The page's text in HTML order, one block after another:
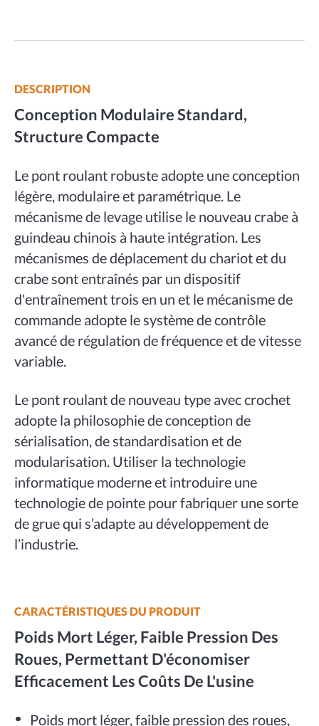
DESCRIPTION
Conception Modulaire Standard,
Structure Compacte
Le pont roulant robuste adopte une conception
légère, modulaire et paramétrique. Le
mécanisme de levage utilise le nouveau crabe à
guindeau chinois à haute intégration. Les
mécanismes de déplacement du chariot et du
crabe sont entraînés par un dispositif
d'entraînement trois en un et le mécanisme de
commande adopte le système de contrôle
avancé de régulation de fréquence et de vitesse
variable.
Le pont roulant de nouveau type avec crochet
adopte la philosophie de conception de
sérialisation, de standardisation et de
modularisation. Utiliser la technologie
informatique moderne et introduire une
technologie de pointe pour fabriquer une sorte
de grue qui s’adapte au développement de
l’industrie.
CARACTÉRISTIQUES DU PRODUIT
Poids Mort Léger, Faible Pression Des
Roues, Permettant D'économiser
Efficacement Les Coûts De L'usine
Poids mort léger, faible pression des roues,